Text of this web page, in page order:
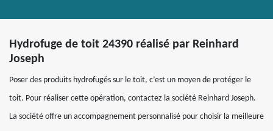
Hydrofuge de toit 24390 réalisé par Reinhard
Joseph
Poser des produits hydrofugés sur le toit, c’est un moyen de protéger le
toit. Pour réaliser cette opération, contactez la société Reinhard Joseph.
La société offre un accompagnement personnalisé pour choisir la meilleure